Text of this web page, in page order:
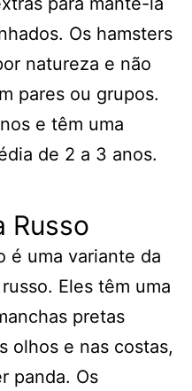
Os hamsters
natureza e não
pares ou grupos.
e têm uma
de 2 a 3 anos.
Russo
é uma variante da
Eles têm uma
pretas
olhos e nas costas,
panda. Os